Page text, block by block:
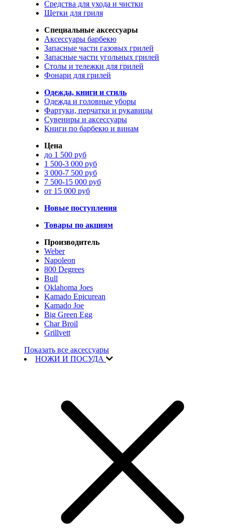
Средства для ухода и чистки
Щетки для гриля
Специальные аксессуары
Аксессуары барбекю
Запасные части газовых грилей
Запасные части угольных грилей
Столы и тележки для грилей
Фонари для грилей
Одежда, книги и стиль
Одежда и головные уборы
Фартуки, перчатки и рукавицы
Сувениры и аксессуары
Книги по барбекю и винам
Цена
до 1 500 руб
1 500-3 000 руб
3 000-7 500 руб
7 500-15 000 руб
от 15 000 руб
Новые поступления
Товары по акциям
Производитель
Weber
Napoleon
800 Degrees
Bull
Oklahoma Joes
Kamado Epicurean
Kamado Joe
Big Green Egg
Char Broil
Grillvett
Показать все аксессуары
НОЖИ И ПОСУДА